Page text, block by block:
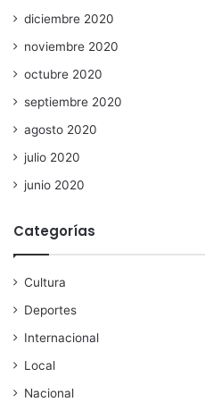
diciembre 2020
noviembre 2020
octubre 2020
septiembre 2020
agosto 2020
julio 2020
junio 2020
Categorías
Cultura
Deportes
Internacional
Local
Nacional